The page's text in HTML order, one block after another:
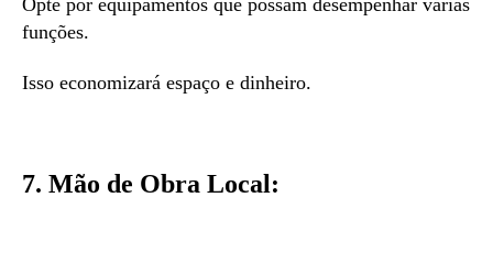
Opte por equipamentos que possam desempenhar várias
funções.
Isso economizará espaço e dinheiro.
7. Mão de Obra Local: